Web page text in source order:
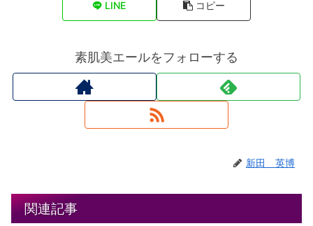
LINE コピー
素肌美エールをフォローする
新田 英博
関連記事